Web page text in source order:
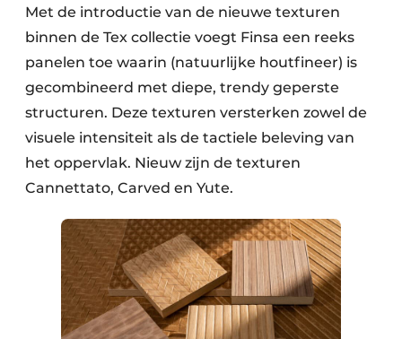
Met de introductie van de nieuwe texturen
binnen de Tex collectie voegt Finsa een reeks
panelen toe waarin (natuurlijke houtfineer) is
gecombineerd met diepe, trendy geperste
structuren. Deze texturen versterken zowel de
visuele intensiteit als de tactiele beleving van
het oppervlak. Nieuw zijn de texturen
Cannettato, Carved en Yute.